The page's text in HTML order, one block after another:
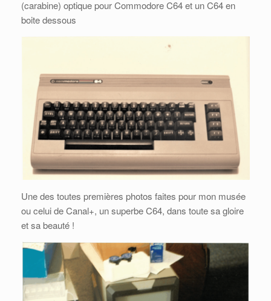
(carabine) optique pour Commodore C64 et un C64 en
boite dessous
Une des toutes premières photos faites pour mon musée
ou celui de Canal+, un superbe C64, dans toute sa gloire
et sa beauté !